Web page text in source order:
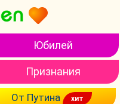
Юбилей
Признания
От Путина